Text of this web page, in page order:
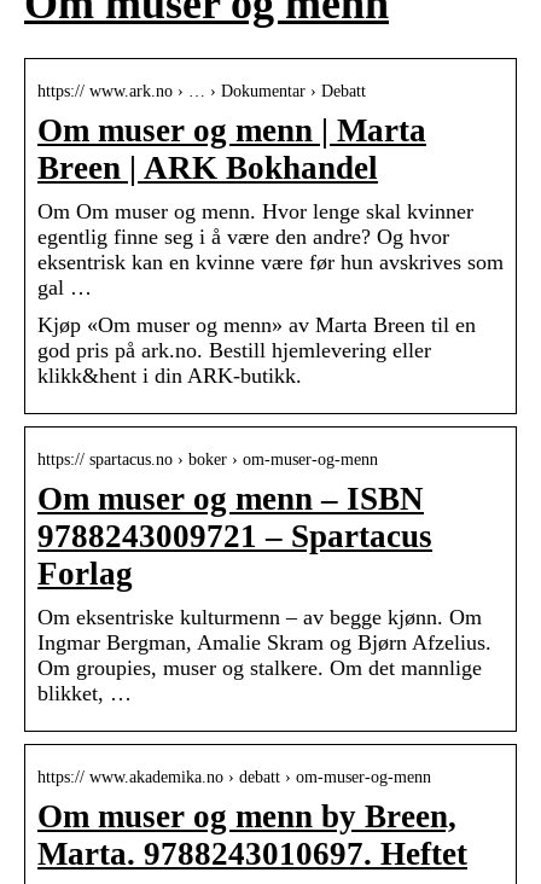
https:// www.ark.no › … › Dokumentar › Debatt
Om muser og menn | Marta
Breen | ARK Bokhandel
Om Om muser og menn. Hvor lenge skal kvinner
egentlig finne seg i å være den andre? Og hvor
eksentrisk kan en kvinne være før hun avskrives som
gal …
Kjøp «Om muser og menn» av Marta Breen til en
god pris på ark.no. Bestill hjemlevering eller
klikk&hent i din ARK-butikk.
https:// spartacus.no › boker › om-muser-og-menn
Om muser og menn – ISBN
9788243009721 – Spartacus
Forlag
Om eksentriske kulturmenn – av begge kjønn. Om
Ingmar Bergman, Amalie Skram og Bjørn Afzelius.
Om groupies, muser og stalkere. Om det mannlige
blikket, …
https:// www.akademika.no › debatt › om-muser-og-menn
Om muser og menn by Breen,
Marta. 9788243010697. Heftet